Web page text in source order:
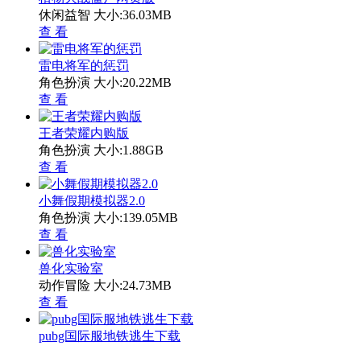
休闲益智 大小:36.03MB
查 看
雷电将军的惩罚
角色扮演 大小:20.22MB
查 看
王者荣耀内购版
角色扮演 大小:1.88GB
查 看
小舞假期模拟器2.0
角色扮演 大小:139.05MB
查 看
兽化实验室
动作冒险 大小:24.73MB
查 看
pubg国际服地铁逃生下载